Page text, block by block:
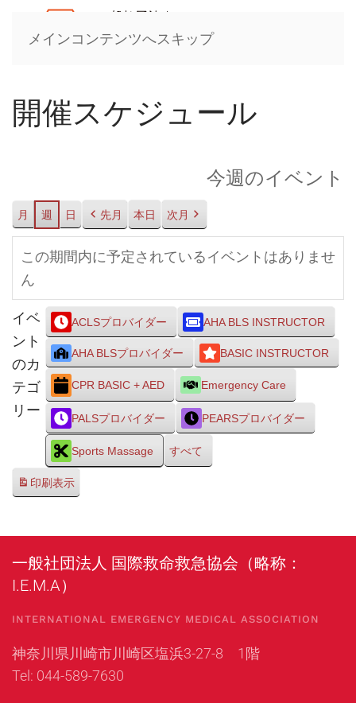
メインコンテンツへスキップ
開催スケジュール
今週のイベント
月 週 日 先月 本日 次月
この期間内に予定されているイベントはありませ
ん
イベ
ント
のカ
テゴ
リー
ACLSプロバイダー AHA BLS INSTRUCTOR
AHA BLSプロバイダー BASIC INSTRUCTOR
CPR BASIC + AED Emergency Care
PALSプロバイダー PEARSプロバイダー
Sports Massage すべて
印刷表示
一般社団法人 国際救命救急協会（略称：
I.E.M.A）
INTERNATIONAL EMERGENCY MEDICAL ASSOCIATION
神奈川県川崎市川崎区塩浜3-27-8 1階
Tel: 044-589-7630